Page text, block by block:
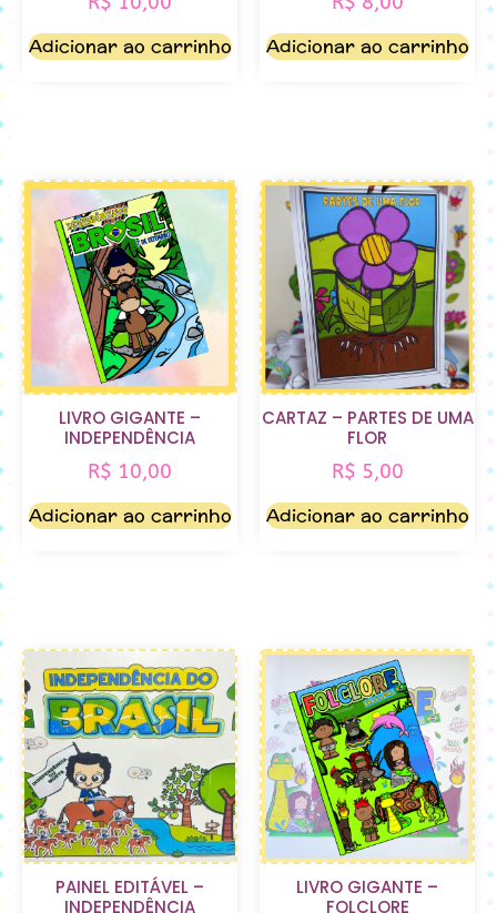
Adicionar ao carrinho Adicionar ao carrinho
LIVRO GIGANTE –
INDEPENDÊNCIA
R$ 10,00
Adicionar ao carrinho
CARTAZ – PARTES DE UMA
FLOR
R$ 5,00
Adicionar ao carrinho
PAINEL EDITÁVEL –
INDEPENDÊNCIA
LIVRO GIGANTE –
FOLCLORE